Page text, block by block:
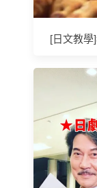
[日文教學